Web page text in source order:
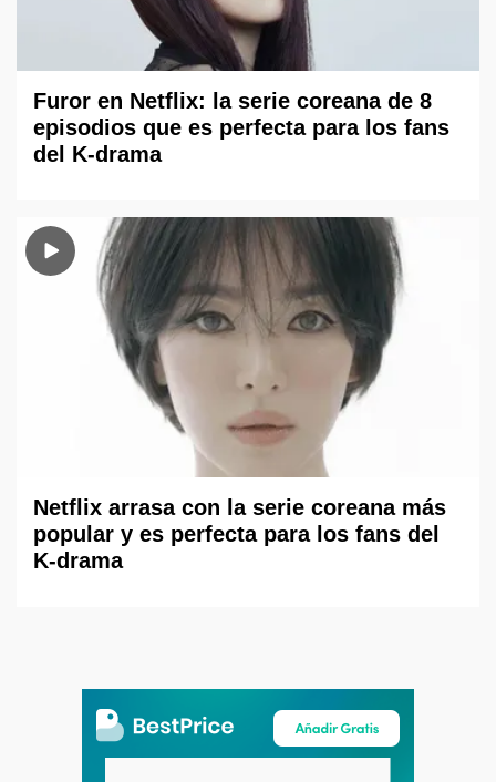
Furor en Netflix: la serie coreana de 8
episodios que es perfecta para los fans
del K-drama
Netflix arrasa con la serie coreana más
popular y es perfecta para los fans del
K-drama